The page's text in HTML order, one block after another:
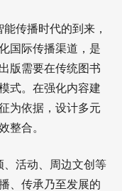
传播时代的到来，
国际传播渠道，是
版需要在传统图书
式。在强化内容建
为依据，设计多元
整合。
、活动、周边文创等
、传承乃至发展的